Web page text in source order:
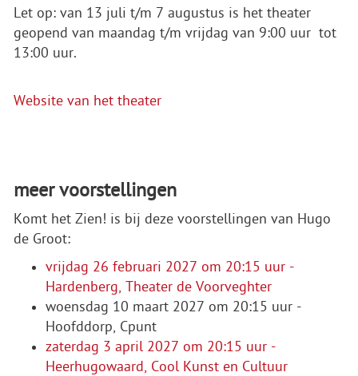
Let op: van 13 juli t/m 7 augustus is het theater
geopend van maandag t/m vrijdag van 9:00 uur tot
13:00 uur.
Website van het theater
meer voorstellingen
Komt het Zien! is bij deze voorstellingen van Hugo
de Groot:
vrijdag 26 februari 2027 om 20:15 uur -
Hardenberg, Theater de Voorveghter
woensdag 10 maart 2027 om 20:15 uur -
Hoofddorp, Cpunt
zaterdag 3 april 2027 om 20:15 uur -
Heerhugowaard, Cool Kunst en Cultuur